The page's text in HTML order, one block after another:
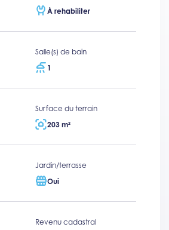
À rehabiliter
Salle(s) de bain
1
Surface du terrain
203 m²
Jardin/terrasse
Oui
Revenu cadastral